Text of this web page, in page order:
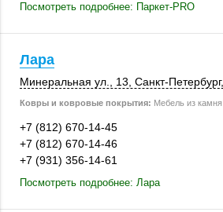
Посмотреть подробнее: Паркет-PRO
Лара
Минеральная ул., 13 Санкт-Петербург,
Ковры и ковровые покрытия: Мебель из камня
+7 (812) 670-14-45
+7 (812) 670-14-46
+7 (931) 356-14-61
Посмотреть подробнее: Лара